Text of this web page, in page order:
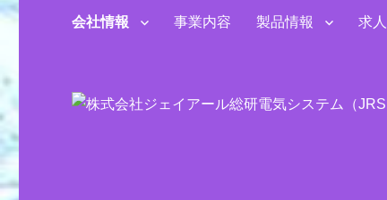
会社情報 事業内容 製品情報 求人